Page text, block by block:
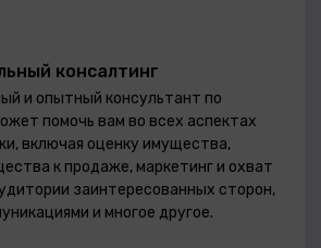
консалтинг
и опытный консультант по
помочь вам во всех аспектах
включая оценку имущества,
к продаже, маркетинг и охват
заинтересованных сторон,
и многое другое.